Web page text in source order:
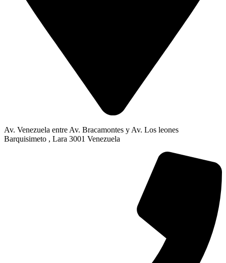
Av. Venezuela entre Av. Bracamontes y Av. Los leones
Barquisimeto , Lara 3001 Venezuela